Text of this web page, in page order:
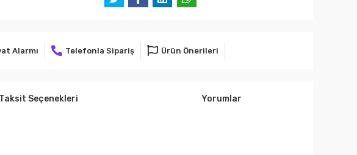
Alarmı Telefonla Sipariş Ürün Önerileri
Taksit Seçenekleri Yorumlar